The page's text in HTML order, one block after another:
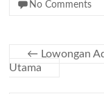
No Comments
← Lowongan
Utama